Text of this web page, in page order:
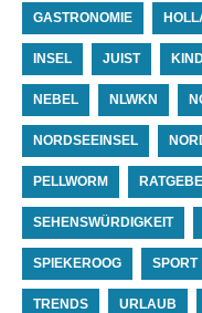
GASTRONOMIE
INSEL JUIST
NEBEL NLWKN
NORDSEEINSEL
PELLWORM
SEHENSWÜRDIGKEIT
SPIEKEROOG SPORT
TRENDS URLAUB